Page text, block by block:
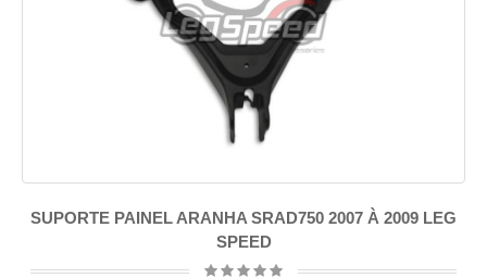
SUPORTE PAINEL ARANHA SRAD750 2007 À 2009 LEG
SPEED